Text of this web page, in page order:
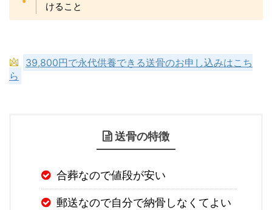
けること
39,800円で永代供養できる送骨のお申し込みはこち
ら
送骨の特徴
合葬なので値段が安い
郵送なので自分で納骨しなくてよい